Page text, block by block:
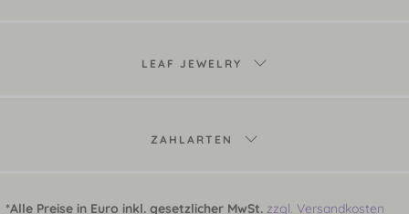
LEAF JEWELRY
ZAHLARTEN
*Alle Preise in Euro inkl. gesetzlicher MwSt. zzgl. Versandkosten